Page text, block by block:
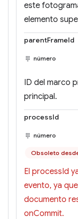
este
elemento
parentFrameId
número
ID del marco
principal.
processId
número
Obsoleto
El processId
evento, ya
documento
onCommit.